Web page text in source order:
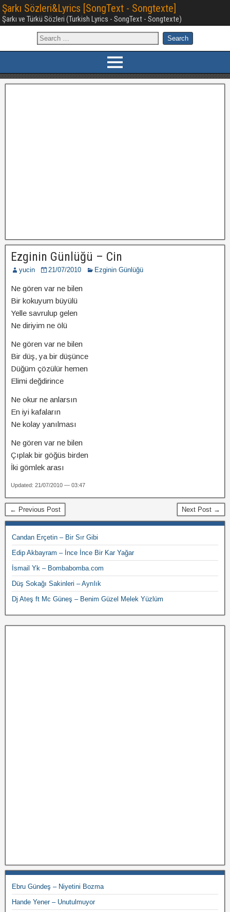
Şarkı Sözleri&Lyrics [SongText - Songtexte]
Şarkı ve Türkü Sözleri (Turkish Lyrics - SongText - Songtexte)
Ezginin Günlüğü – Cin
yucin 21/07/2010 Ezginin Günlüğü
Ne gören var ne bilen
Bir kokuyum büyülü
Yelle savrulup gelen
Ne diriyim ne ölü
Ne gören var ne bilen
Bir düş, ya bir düşünce
Düğüm çözülür hemen
Elimi değdirince
Ne okur ne anlarsın
En iyi kafaların
Ne kolay yanılması
Ne gören var ne bilen
Çıplak bir göğüs birden
İki gömlek arası
Updated: 21/07/2010 — 03:47
← Previous Post Next Post →
Candan Erçetin – Bir Sır Gibi
Edip Akbayram – İnce İnce Bir Kar Yağar
İsmail Yk – Bombabomba.com
Düş Sokağı Sakinleri – Ayrılık
Dj Ateş ft Mc Güneş – Benim Güzel Melek Yüzlüm
Ebru Gündeş – Niyetini Bozma
Hande Yener – Unutulmuyor